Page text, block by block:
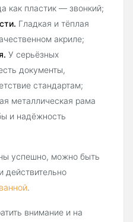
как пластик — звонкий;
Гладкая и тёплая
акриле;
У серьёзных
документы,
стандартам;
металлическая рама
и надёжность
успешно, можно быть
действительно
.
внимание и на